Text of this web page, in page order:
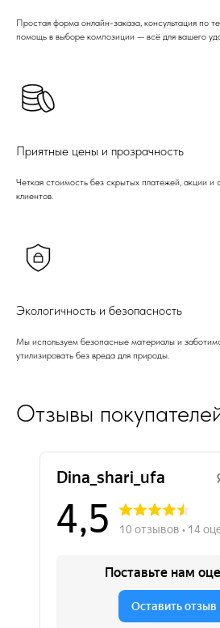
Простая форма онлайн-заказа, консультация по
помощь в выборе композиции — всё для вашего
Приятные цены и прозрачность
Четкая стоимость без скрытых платежей, акции и
клиентов.
Экологичность и безопасность
Мы используем безопасные материалы и
утилизировать без вреда для природы.
Отзывы